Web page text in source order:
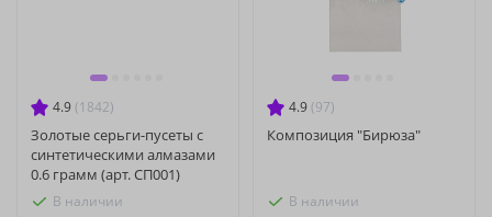
4.9 (1842)
Золотые серьги-пусеты с
синтетическими алмазами
0.6 грамм (арт. СП001)
В наличии
4.9 (97)
Композиция "Бирюза"
В наличии